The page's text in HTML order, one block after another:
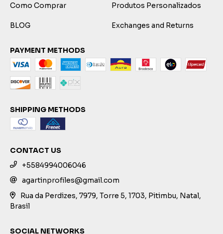
Como Comprar Produtos Personalizados
BLOG Exchanges and Returns
PAYMENT METHODS
SHIPPING METHODS
CONTACT US
+5584994006046
agartinprofiles@gmail.com
Rua da Perdizes, 7979, Torre 5, 1703, Pitimbu, Natal,
Brasil
SOCIAL NETWORKS